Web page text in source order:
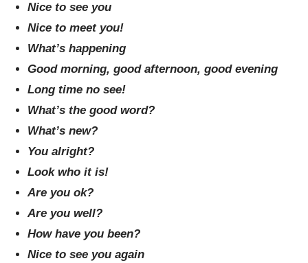
Nice to see you
Nice to meet you!
What’s happening
Good morning, good afternoon, good evening
Long time no see!
What’s the good word?
What’s new?
You alright?
Look who it is!
Are you ok?
Are you well?
How have you been?
Nice to see you again